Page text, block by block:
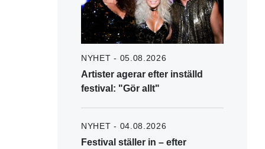
NYHET - 05.08.2026
Artister agerar efter inställd
festival: "Gör allt"
NYHET - 04.08.2026
Festival ställer in – efter